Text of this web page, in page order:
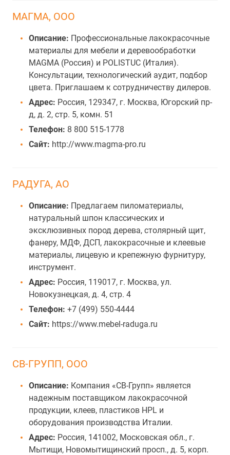
МАГМА, ООО
Описание: Профессиональные лакокрасочные
материалы для мебели и деревообработки
MAGMA (Россия) и POLISTUC (Италия).
Консультации, технологический аудит, подбор
цвета. Приглашаем к сотрудничеству дилеров.
Адрес: Россия, 129347, г. Москва, Югорский пр-
д, д. 2, стр. 5, комн. 51
Телефон: 8 800 515-1778
Сайт: http://www.magma-pro.ru
РАДУГА, АО
Описание: Предлагаем пиломатериалы,
натуральный шпон классических и
эксклюзивных пород дерева, столярный щит,
фанеру, МДФ, ДСП, лакокрасочные и клеевые
материалы, лицевую и крепежную фурнитуру,
инструмент.
Адрес: Россия, 119017, г. Москва, ул.
Новокузнецкая, д. 4, стр. 4
Телефон: +7 (499) 550-4444
Сайт: https://www.mebel-raduga.ru
СВ-ГРУПП, ООО
Описание: Компания «СВ-Групп» является
надежным поставщиком лакокрасочной
продукции, клеев, пластиков HPL и
оборудования производства Италии.
Адрес: Россия, 141002, Московская обл., г.
Мытищи, Новомытищинский просп., д. 5, корп.